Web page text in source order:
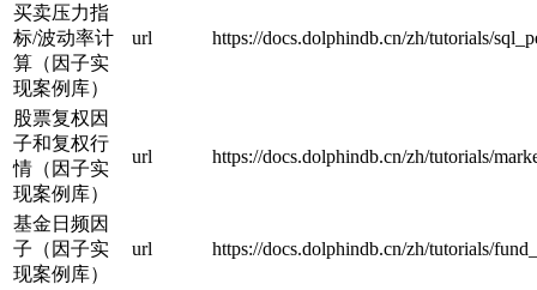
买卖压力指
标/波动率计
算（因子实
现案例库）
url https://docs.dolphindb.cn/zh/tutorials/
股票复权因
子和复权行
情（因子实
现案例库）
url https://docs.dolphindb.cn/zh/tutorials/
基金日频因
子（因子实
现案例库）
url https://docs.dolphindb.cn/zh/tutorials/